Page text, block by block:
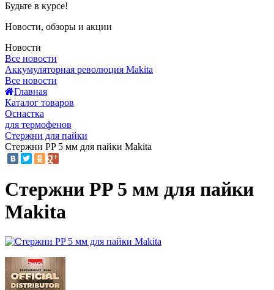
Будьте в курсе!
Новости, обзоры и акции
Новости
Все новости
Аккумуляторная революция Makita
Все новости
Главная
Каталог товаров
Оснастка
для термофенов
Стержни для пайки
Стержни PP 5 мм для пайки Makita
Стержни PP 5 мм для пайки
Makita